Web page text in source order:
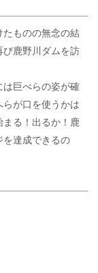
ものの無念の結
鹿野川ダムを訪
巨べらの姿が確
が口を使うかは
る！出るか！鹿
達成できるの